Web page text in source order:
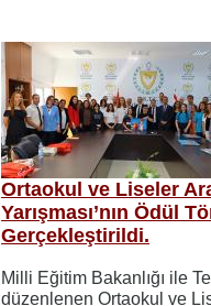
Ortaokul ve Liseler
Yarışması’nın Ödül
Gerçekleştirildi.
Milli Eğitim Bakanlığı ile
düzenlenen Ortaokul ve